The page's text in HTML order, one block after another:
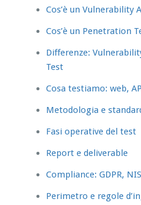
Cos’è un Vulnerability
Cos’è un Penetration
Differenze:
Test
Cosa testiamo: web,
Metodologia e
Fasi operative del test
Report e deliverable
Compliance: GDPR,
Perimetro e regole